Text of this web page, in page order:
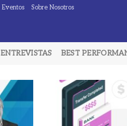
Eventos Sobre Nosotros
ENTREVISTAS BEST